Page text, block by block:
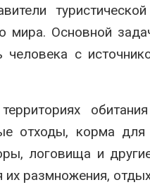
мира. Основной
с
отходы, корма
логовища и
размножения,